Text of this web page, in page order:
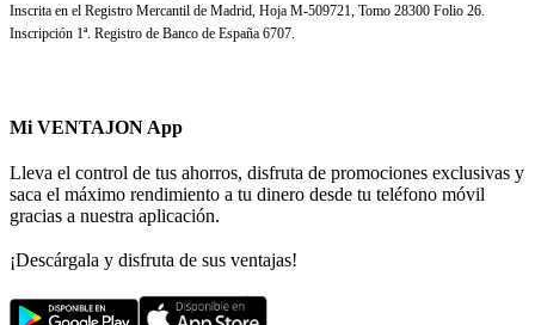
Inscrita en el Registro Mercantil de Madrid, Hoja M-509721, Tomo 28300 Folio 26.
Inscripción 1ª. Registro de Banco de España 6707.
Mi VENTAJON App
Lleva el control de tus ahorros, disfruta de promociones exclusivas y
saca el máximo rendimiento a tu dinero desde tu teléfono móvil
gracias a nuestra aplicación.
¡Descárgala y disfruta de sus ventajas!